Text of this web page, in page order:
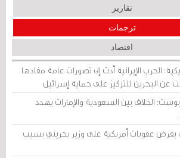
تقارير
ترجمات
اقتصاد
الحرب الإيرانية أدت إلى تصورات عامة مفادها
عن البحرين للتركيز على حماية إسرائيل
الخلاف بين السعودية والإمارات يهدد
عقوبات أمريكية على وزير بحريني بسبب